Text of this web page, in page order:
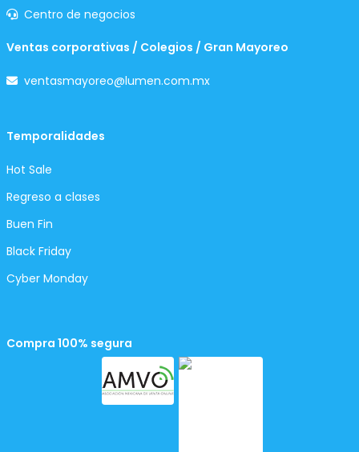
Centro de negocios
Ventas corporativas / Colegios / Gran Mayoreo
ventasmayoreo@lumen.com.mx
Temporalidades
Hot Sale
Regreso a clases
Buen Fin
Black Friday
Cyber Monday
Compra 100% segura